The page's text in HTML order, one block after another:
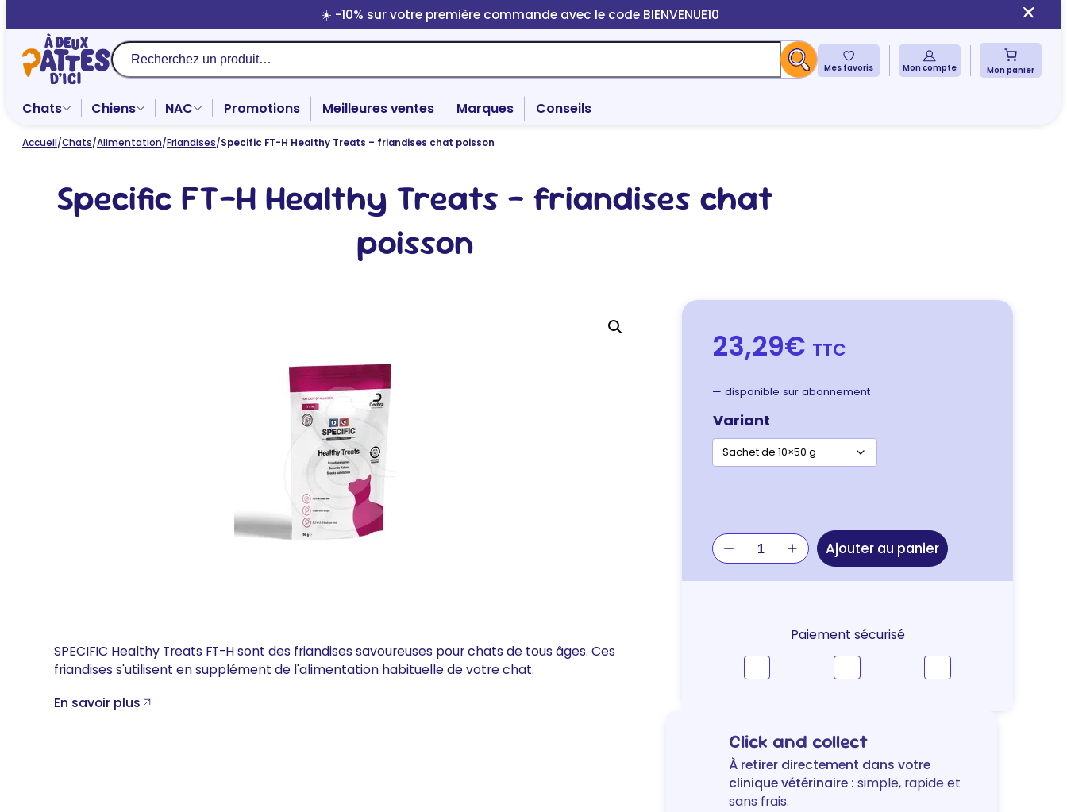
au
contenu
☀️ -10% sur votre première commande avec le code BIENVENUE10
Recherche
Mes favoris Mon compte Mon panier
Chats Chiens NAC Promotions Meilleures ventes Marques Conseils
Accueil/Chats/Alimentation/Friandises/Specific FT-H Healthy Treats – friandises chat poisson
Specific FT-H Healthy Treats – friandises chat
poisson
SPECIFIC Healthy Treats FT-H sont des friandises savoureuses pour chats de tous âges. Ces
friandises s'utilisent en supplément de l'alimentation habituelle de votre chat.
En savoir plus
23,29€ TTC
— disponible sur abonnement
Variant
quantité
de
Specific
H
Treats
Ajouter au panier
Paiement sécurisé
Click and collect
À retirer directement dans votre
clinique vétérinaire : simple, rapide et
sans frais.